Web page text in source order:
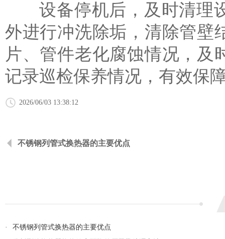
设备停机后，及时清理设
外进行冲洗除垢，清除管壁
片、管件老化腐蚀情况，及
记录巡检保养情况，有效保
2026/06/03 13:38:12
不锈钢列管式换热器的主要优点
·
不锈钢列管式换热器的主要优点